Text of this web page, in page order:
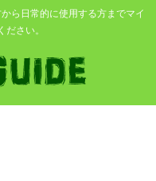
ら日常的に使用する方までマイ
ださい。